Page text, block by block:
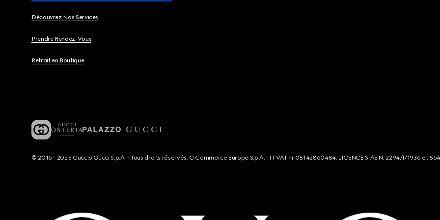
Découvrez Nos Services
Prendre Rendez-Vous
Retrait en Boutique
© 2016 - 2025 Guccio Gucci S.p.A. - Tous droits réservés. G Commerce Europe S.p.A. - IT VAT nr 05142860484. LICENCE SIAE N. 2294/I/1936 et